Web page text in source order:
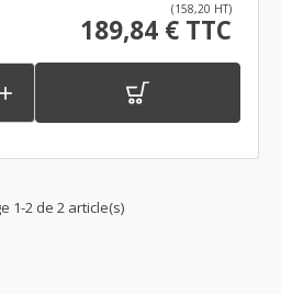
(158,20 HT)
189,84 € TTC

1-2 de 2 article(s)